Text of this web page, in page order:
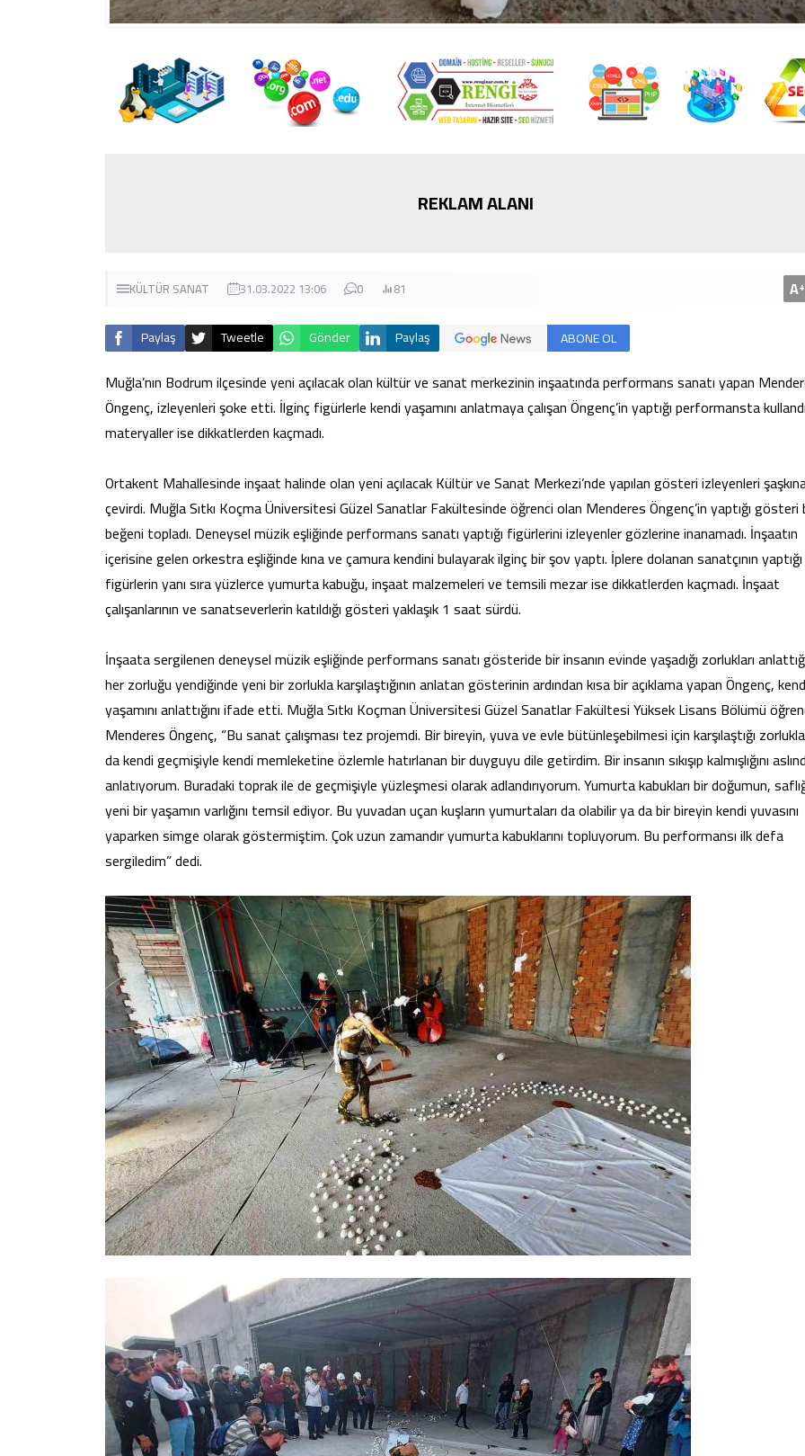
REKLAM ALANI
KÜLTÜR SANAT 31.03.2022 13:06 0 81 A+
Paylaş Tweetle Gönder Paylaş ABONE OL
Muğla’nın Bodrum ilçesinde yeni açılacak olan kültür ve sanat merkezinin inşaatında performans sanatı yapan
Öngenç, izleyenleri şoke etti. İlginç figürlerle kendi yaşamını anlatmaya çalışan Öngenç’in yaptığı performansta
materyaller ise dikkatlerden kaçmadı.
Ortakent Mahallesinde inşaat halinde olan yeni açılacak Kültür ve Sanat Merkezi’nde yapılan gösteri izleyenleri
çevirdi. Muğla Sıtkı Koçma Üniversitesi Güzel Sanatlar Fakültesinde öğrenci olan Menderes Öngenç’in yaptığı gösteri
beğeni topladı. Deneysel müzik eşliğinde performans sanatı yaptığı figürlerini izleyenler gözlerine inanamadı. İnşaatın
içerisine gelen orkestra eşliğinde kına ve çamura kendini bulayarak ilginç bir şov yaptı. İplere dolanan sanatçının yaptığı
figürlerin yanı sıra yüzlerce yumurta kabuğu, inşaat malzemeleri ve temsili mezar ise dikkatlerden kaçmadı. İnşaat
çalışanlarının ve sanatseverlerin katıldığı gösteri yaklaşık 1 saat sürdü.
İnşaata sergilenen deneysel müzik eşliğinde performans sanatı gösteride bir insanın evinde yaşadığı zorlukları
her zorluğu yendiğinde yeni bir zorlukla karşılaştığının anlatan gösterinin ardından kısa bir açıklama yapan Öngenç,
yaşamını anlattığını ifade etti. Muğla Sıtkı Koçman Üniversitesi Güzel Sanatlar Fakültesi Yüksek Lisans Bölümü
Menderes Öngenç, “Bu sanat çalışması tez projemdi. Bir bireyin, yuva ve evle bütünleşebilmesi için karşılaştığı
da kendi geçmişiyle kendi memleketine özlemle hatırlanan bir duyguyu dile getirdim. Bir insanın sıkışıp kalmışlığını
anlatıyorum. Buradaki toprak ile de geçmişiyle yüzleşmesi olarak adlandırıyorum. Yumurta kabukları bir doğumun,
yeni bir yaşamın varlığını temsil ediyor. Bu yuvadan uçan kuşların yumurtaları da olabilir ya da bir bireyin kendi yuvasını
yaparken simge olarak göstermiştim. Çok uzun zamandır yumurta kabuklarını topluyorum. Bu performansı ilk defa
sergiledim” dedi.